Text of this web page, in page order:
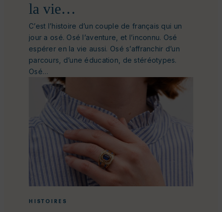
la vie…
C’est l’histoire d’un couple de français qui un
jour a osé. Osé l’aventure, et l’inconnu. Osé
espérer en la vie aussi. Osé s’affranchir d’un
parcours, d’une éducation, de stéréotypes.
Osé…
HISTOIRES